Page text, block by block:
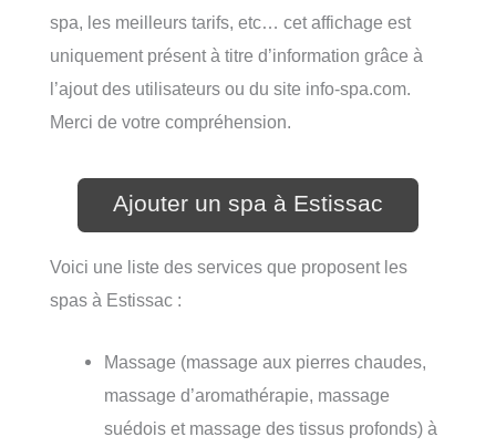
spa, les meilleurs tarifs, etc… cet affichage est
uniquement présent à titre d’information grâce à
l’ajout des utilisateurs ou du site info-spa.com.
Merci de votre compréhension.
Ajouter un spa à Estissac
Voici une liste des services que proposent les
spas à Estissac :
Massage (massage aux pierres chaudes,
massage d’aromathérapie, massage
suédois et massage des tissus profonds) à